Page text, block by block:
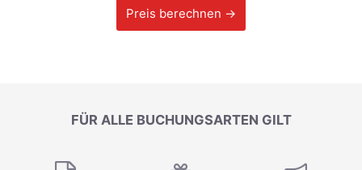
Preis berechnen →
FÜR ALLE BUCHUNGSARTEN GILT